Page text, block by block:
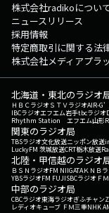
株式会社radikoについ
ニュースリリース
採用情報
特定商取引に関する法
株式会社メディアプラ
北海道・東北のラジオ
ＨＢＣラジオＳＴＶラジオAIR-G'
IBCラジオエフエム岩手tbcラジオ
Rhythm Station エフエム山形
関東のラジオ局
TBSラジオ文化放送ニッポン放送
LuckyFM 茨城放送CRT栃木放送
北陸・甲信越のラジオ
ＢＳＮラジオFM NIIGATAＫＮＢ
YBSラジオFM FUJISBCラジオ Ｆ
中部のラジオ局
CBCラジオ東海ラジオぎふチャン
レディオキューブ ＦＭ三重NHK